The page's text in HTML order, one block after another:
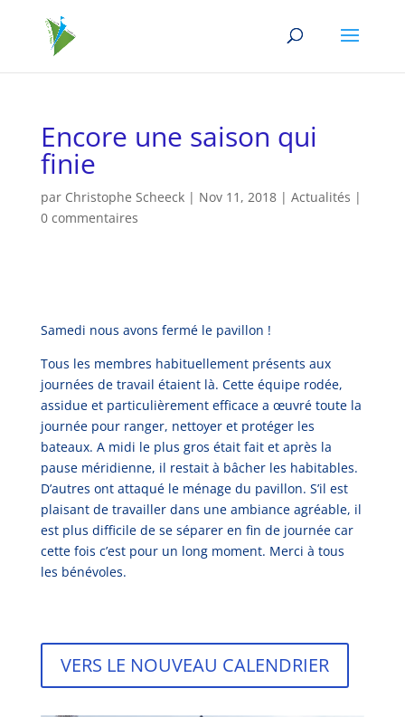
Encore une saison qui
finie
par Christophe Scheeck| Nov 11, 2018| Actualités |
0 commentaires
Samedi nous avons fermé le pavillon !
Tous les membres habituellement présents aux
journées de travail étaient là. Cette équipe rodée,
assidue et particulièrement efficace a œuvré toute la
journée pour ranger, nettoyer et protéger les
bateaux. A midi le plus gros était fait et après la
pause méridienne, il restait à bâcher les habitables.
D’autres ont attaqué le ménage du pavillon. S’il est
plaisant de travailler dans une ambiance agréable, il
est plus difficile de se séparer en fin de journée car
cette fois c’est pour un long moment. Merci à tous
les bénévoles.
VERS LE NOUVEAU CALENDRIER